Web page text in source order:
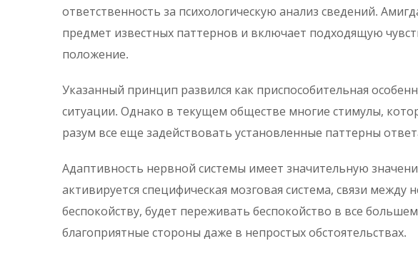
ответственность за психологическую анализ сведений.
предмет известных паттернов и включает подходящую
положение.
Указанный принцип развился как приспособительная
ситуации. Однако в текущем обществе многие стимулы,
разум все еще задействовать установленные паттерны
Адаптивность нервной системы имеет значительную
активируется специфическая мозговая система, связи
беспокойству, будет переживать беспокойство в все
благоприятные стороны даже в непростых обстоятельствах.